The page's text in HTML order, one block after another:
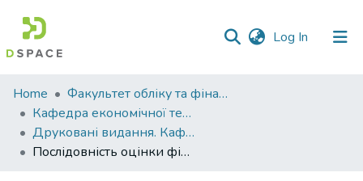
Log In (current)
Communities
&
Collections
All of DSpace
Home
Факультет обліку та фінансів
Кафедра економічної теорії та економічних досліджень
Друковані видання. Кафедра економічної теорії та економічних досліджень
Послідовність оцінки фінансового стану боржників – юридичних осіб